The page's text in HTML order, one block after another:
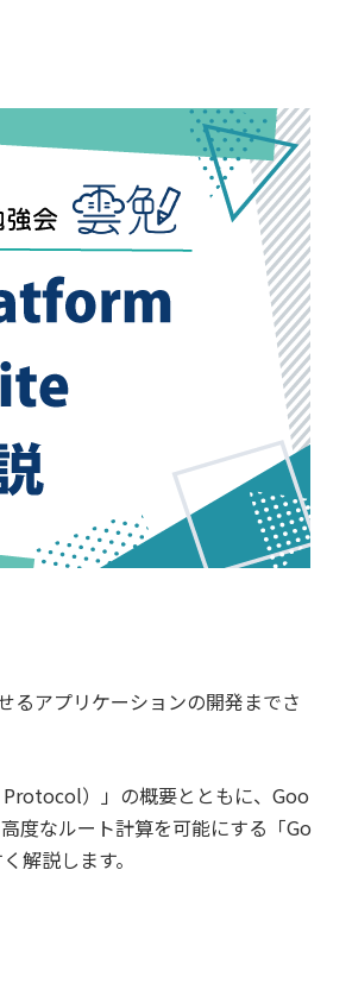
るアプリケーションの開発までさ
）」の概要とともに、Goo
度なルート計算を可能にする「Go
解説します。